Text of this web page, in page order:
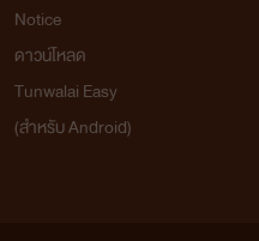
Notice
ดาวน์โหลด
Tunwalai Easy
(สำหรับ Android)